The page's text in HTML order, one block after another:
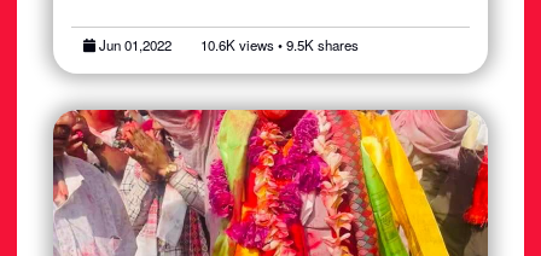
Jun 01,2022 10.6K views • 9.5K shares